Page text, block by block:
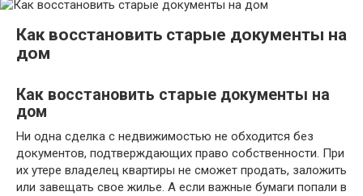
Как восстановить старые документы на
дом
Как восстановить старые документы на
дом
Ни одна сделка с недвижимостью не обходится без
документов, подтверждающих право собственности. При
их утере владелец квартиры не сможет продать, заложить
или завещать свое жилье. А если важные бумаги попали в